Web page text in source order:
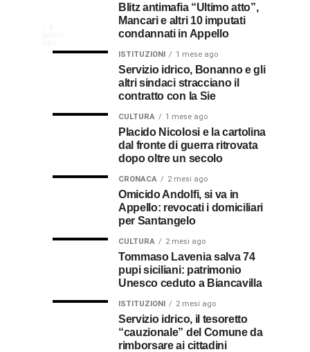
Calabria
premio
al
sacerdote
Vincenzo
77
dopo
per
della
Blitz antimafia “Ultimo atto”,
Mancari e altri 10 imputati
condannati in Appello
ISTITUZIONI 1 mese ago
Servizio idrico, Bonanno e gli
altri sindaci stracciano il
contratto con la Sie
CULTURA 1 mese ago
Placido Nicolosi e la cartolina
dal fronte di guerra ritrovata
dopo oltre un secolo
CRONACA 2 mesi ago
Omicido Andolfi, si va in
Appello: revocati i domiciliari
per Santangelo
CULTURA 2 mesi ago
Tommaso Lavenia salva 74
pupi siciliani: patrimonio
Unesco ceduto a Biancavilla
ISTITUZIONI 2 mesi ago
Servizio idrico, il tesoretto
“cauzionale” del Comune da
rimborsare ai cittadini